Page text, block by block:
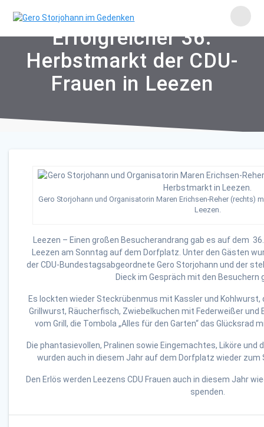
to
Erfolgreicher 36.
Herbstmarkt der CDU-
Frauen in Leezen
Gero Storjohann und Organisatorin Maren Erichsen-Reher (rechts)
Leezen.
Leezen – Einen großen Besucherandrang gab es auf dem
Leezen am Sonntag auf dem Dorfplatz. Unter den Gästen
der CDU-Bundestagsabgeordnete Gero Storjohann und der
Dieck im Gespräch mit den Besuchern
Es lockten wieder Steckrübenmus mit Kassler und
Grillwurst, Räucherfisch, Zwiebelkuchen mit Federweißer und
vom Grill, die Tombola „Alles für den Garten“ das Glücksrad
Die phantasievollen, Pralinen sowie Eingemachtes, Liköre
wurden auch in diesem Jahr auf dem Dorfplatz wieder
Den Erlös werden Leezens CDU Frauen auch in diesem Jahr
spenden.